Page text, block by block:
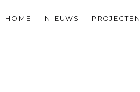
HOME NIEUWS PROJECTEN